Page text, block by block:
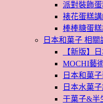
派對裝飾蛋
裱花蛋糕講
棒棒糖蛋糕
日本和菓子 相關
【新版】
MOCHI藝
日本和菓
日本水菓
干菓子&半